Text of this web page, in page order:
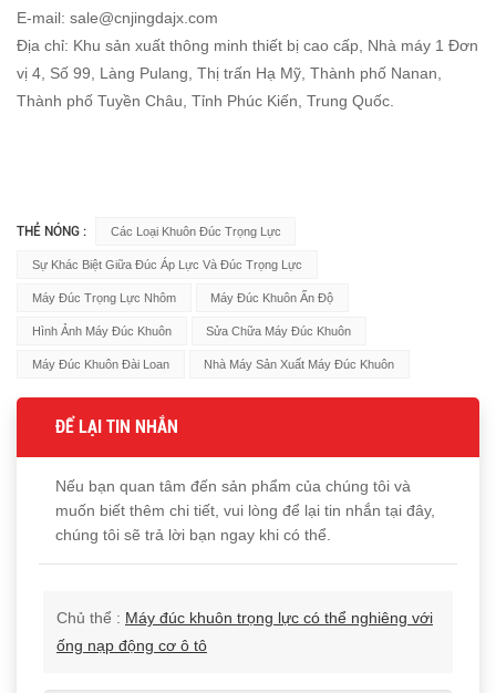
E-mail: sale@cnjingdajx.com
Địa chỉ: Khu sản xuất thông minh thiết bị cao cấp, Nhà máy 1 Đơn
vị 4, Số 99, Làng Pulang, Thị trấn Hạ Mỹ, Thành phố Nanan,
Thành phố Tuyền Châu, Tỉnh Phúc Kiến, Trung Quốc.
THẺ NÓNG : Các Loại Khuôn Đúc Trọng Lực
Sự Khác Biệt Giữa Đúc Áp Lực Và Đúc Trọng Lực
Máy Đúc Trọng Lực Nhôm Máy Đúc Khuôn Ấn Độ
Hình Ảnh Máy Đúc Khuôn Sửa Chữa Máy Đúc Khuôn
Máy Đúc Khuôn Đài Loan Nhà Máy Sản Xuất Máy Đúc Khuôn
ĐỂ LẠI TIN NHẮN
Nếu bạn quan tâm đến sản phẩm của chúng tôi và
muốn biết thêm chi tiết, vui lòng để lại tin nhắn tại đây,
chúng tôi sẽ trả lời bạn ngay khi có thể.
Chủ thể : Máy đúc khuôn trọng lực có thể nghiêng với
ống nạp động cơ ô tô